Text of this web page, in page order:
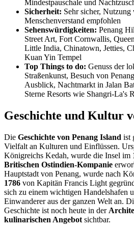
Mindestpauschale und
Sicherheit: Sehr sicher, Nutzung
Menschenverstand empfohlen
Sehenswürdigkeiten: Penang
Street Art, Fort Cornwallis,
Little India, Chinatown, Jetties,
Kuan Yin Tempel
Top Things to do: Genuss der
Straßenkunst, Besuch von
Ausblick, Nachtmarkt in Jalan
Sterne Resorts wie Shangri-La's
Geschichte und Kultur
Die Geschichte von Penang Island ist
Vielfalt an Kulturen und Einflüssen.
Königreichs Kedah, wurde die Insel im
Britischen Ostindien-Kompanie
Hauptstadt von Penang, wurde nach
1786 von Kapitän Francis Light
sich zu einem wichtigen Handelshafen
Einwanderer aus der ganzen Welt an.
Geschichte ist noch heute in der
kulinarischen Angebot sichtbar.